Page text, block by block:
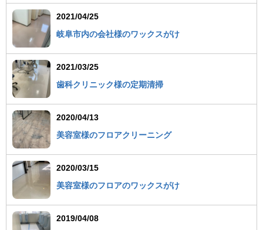
2021/04/25
岐阜市内の会社様のワックスがけ
2021/03/25
歯科クリニック様の定期清掃
2020/04/13
美容室様のフロアクリーニング
2020/03/15
美容室様のフロアのワックスがけ
2019/04/08